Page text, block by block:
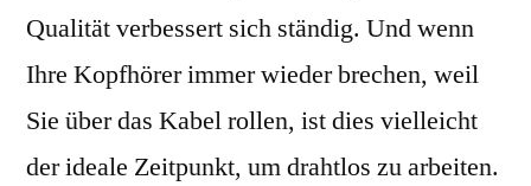
Qualität verbessert sich ständig. Und wenn
Ihre Kopfhörer immer wieder brechen, weil
Sie über das Kabel rollen, ist dies vielleicht
der ideale Zeitpunkt, um drahtlos zu arbeiten.